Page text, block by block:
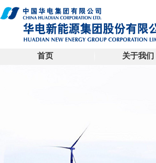
首页 关于我们